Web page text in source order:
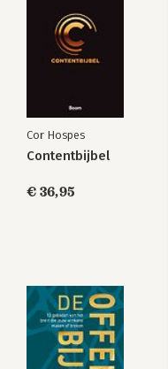
De power van een
Cor Hospes
Contentbijbel
€ 36,95